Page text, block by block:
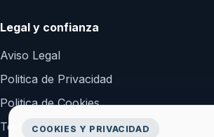
Legal y confianza
Aviso Legal
Politica de Privacidad
Politica de Cookies
Terminos y Condiciones
COOKIES Y PRIVACIDAD